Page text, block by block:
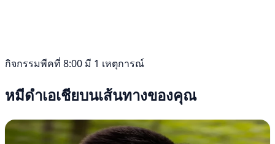
กิจกรรมพีคที่ 8:00 มี 1 เหตุการณ์
หมีดำเอเชียบนเส้นทางของคุณ